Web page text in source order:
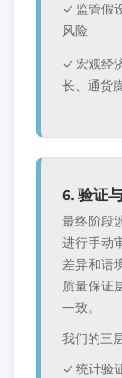
✓ 监管假
风险
✓ 宏观经
长、通货
6. 验证
最终阶段
进行手动
差异和语
质量保证
一致。
我们的三
✓ 统计验